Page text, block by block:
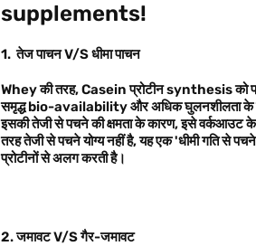
supplements!
1. तेज पाचन V/S धीमा पाचन
Whey की तरह, Casein प्रोटीन synthesis को
समृद्ध bio-availability और अधिक घुलनशीलता के
इसकी तेजी से पचने की क्षमता के कारण, इसे वर्कआउट
तरह तेजी से पचने योग्य नहीं है, यह एक 'धीमी गति से
प्रोटीनों से अलग करती है।
2. जमावट V/S गैर-जमावट